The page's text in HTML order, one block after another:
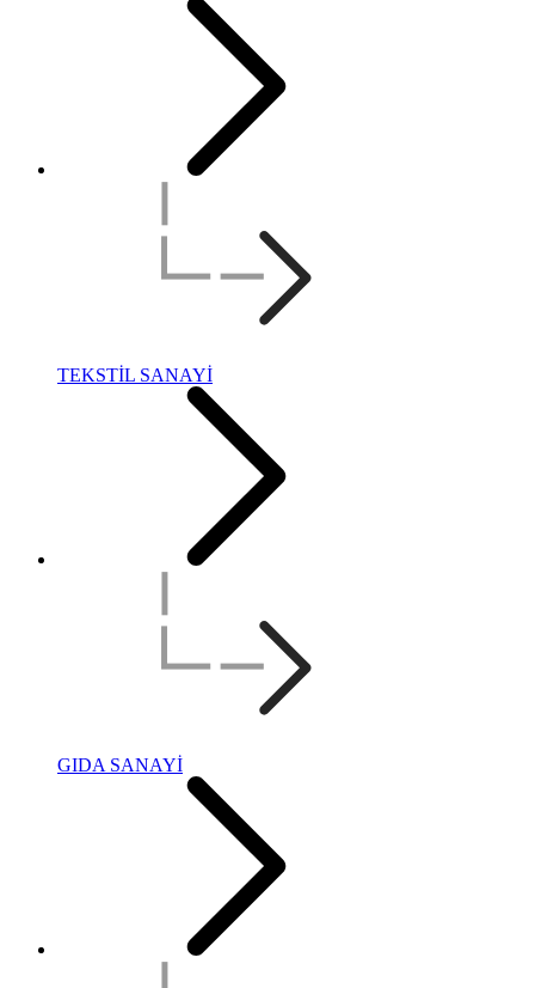
TEKSTİL SANAYİ
GIDA SANAYİ